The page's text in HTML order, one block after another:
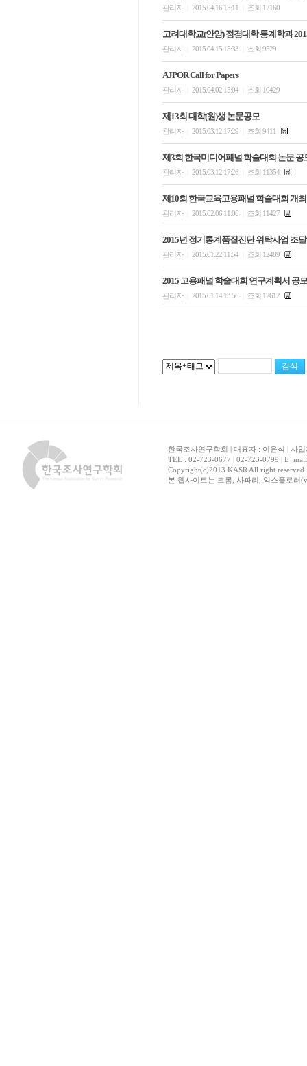
관리자 2015.04.16 15:11 조회 12160
고려대학교(안암) 정경대학 통계학과
관리자 2015.04.15 15:33 조회 9529
AJPOR Call for Papers
관리자 2015.04.02 15:04 조회 10429
제13회 대학(원)생 논문공모
관리자 2015.03.12 17:29 조회 9411
제3회 한국미디어패널 학술대회 논문 공
관리자 2015.03.12 17:26 조회 11354
제10회 한국교육고용패널 학술대회 개최
관리자 2015.02.06 11:06 조회 11427
2015년 정기통계품질진단 위탁사업 조
관리자 2015.01.22 11:54 조회 12489
2015 고용패널 학술대회 연구계획서 공모
관리자 2015.01.14 13:56 조회 12612
한국조사연구학회 | 대표자 : 이윤석 | 사
TEL : 02-723-0677 | 02-723-0799 | E_mail
Copyright(c)2013 KASR All right
본 웹사이트는 크롬, 사파리, 익스플로러